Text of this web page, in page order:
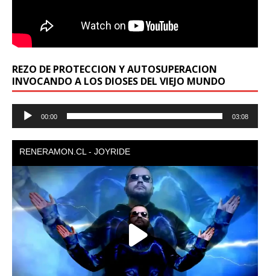
REZO DE PROTECCION Y AUTOSUPERACION
INVOCANDO A LOS DIOSES DEL VIEJO MUNDO
Reproductor
00:00 03:08